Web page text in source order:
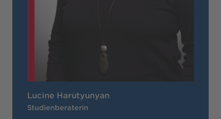
Lucine Harutyunyan
Studienberaterin